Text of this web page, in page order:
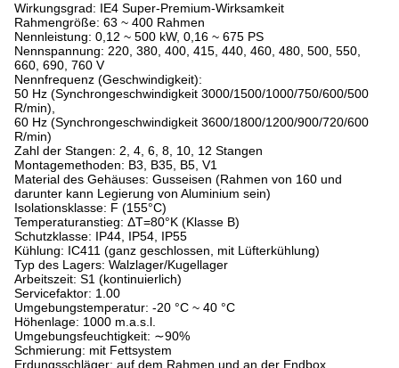
Wirkungsgrad: IE4 Super-Premium-Wirksamkeit
Rahmengröße: 63 ~ 400 Rahmen
Nennleistung: 0,12 ~ 500 kW, 0,16 ~ 675 PS
Nennspannung: 220, 380, 400, 415, 440, 460, 480, 500, 550,
660, 690, 760 V
Nennfrequenz (Geschwindigkeit):
50 Hz (Synchrongeschwindigkeit 3000/1500/1000/750/600/500
R/min),
60 Hz (Synchrongeschwindigkeit 3600/1800/1200/900/720/600
R/min)
Zahl der Stangen: 2, 4, 6, 8, 10, 12 Stangen
Montagemethoden: B3, B35, B5, V1
Material des Gehäuses: Gusseisen (Rahmen von 160 und
darunter kann Legierung von Aluminium sein)
Isolationsklasse: F (155°C)
Temperaturanstieg: ΔT=80°K (Klasse B)
Schutzklasse: IP44, IP54, IP55
Kühlung: IC411 (ganz geschlossen, mit Lüfterkühlung)
Typ des Lagers: Walzlager/Kugellager
Arbeitszeit: S1 (kontinuierlich)
Servicefaktor: 1.00
Umgebungstemperatur: -20 °C ~ 40 °C
Höhenlage: 1000 m.a.s.l.
Umgebungsfeuchtigkeit: ∼90%
Schmierung: mit Fettsystem
Erdungsschläger: auf dem Rahmen und an der Endbox